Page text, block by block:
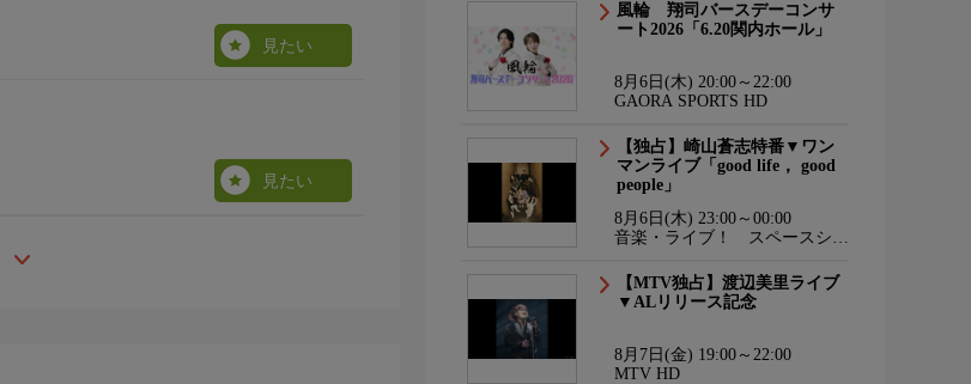
見たい
見たい
風輪 翔司バースデーコンサ
ート2026「6.20関内ホール」
8月6日(木) 20:00～22:00
GAORA SPORTS HD
【独占】崎山蒼志特番▼ワン
マンライブ「good life， good
people」
8月6日(木) 23:00～00:00
音楽・ライブ！ スペースシャ
【MTV独占】渡辺美里ライブ
▼ALリリース記念
8月7日(金) 19:00～22:00
MTV HD